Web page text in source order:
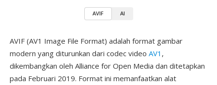
AVIF AI
AVIF (AV1 Image File Format) adalah format gambar
modern yang diturunkan dari codec video AV1 ,
dikembangkan oleh Alliance for Open Media dan ditetapkan
pada Februari 2019. Format ini memanfaatkan alat